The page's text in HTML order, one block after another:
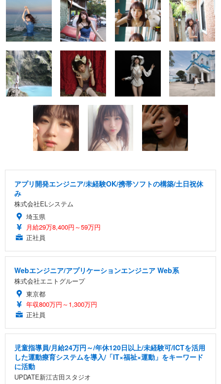
アプリ開発エンジニア/未経験OK/携帯ソフトの構築/土日祝休
み
株式会社ELシステム
埼玉県
月給29万8,400円～59万円
正社員
Webエンジニア/アプリケーションエンジニア Web系
株式会社エニトグループ
東京都
年収800万円～1,300万円
正社員
児童指導員/月給24万円～/年休120日以上/未経験可/ICTを活用
した運動療育システムを導入/「IT×福祉×運動」をキーワード
に活動
UPDATE新江古田スタジオ